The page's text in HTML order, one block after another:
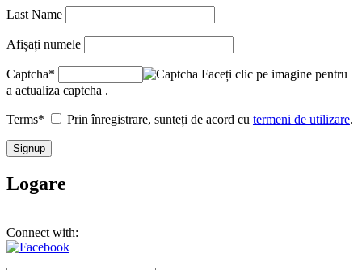
Last Name
Afișați numele
Captcha*
Faceți clic pe imagine pentru
a actualiza captcha .
Terms* Prin înregistrare, sunteți de acord cu termeni de utilizare.
Logare
Connect with: